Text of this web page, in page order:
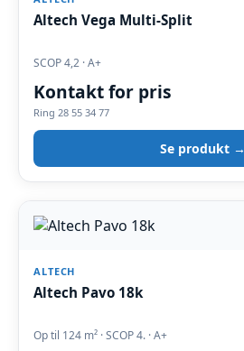
Altech Vega Multi-Split
SCOP 4,2 · A+
Kontakt for pris
Ring 28 55 34 77
Se produkt →
ALTECH
Altech Pavo 18k
Op til 124 m² · SCOP 4. · A+